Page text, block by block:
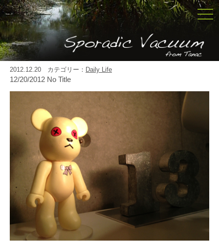
2012.12.20 カテゴリー： Daily Life
12/20/2012 No Title